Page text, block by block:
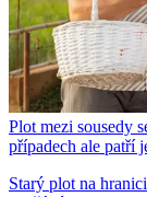
Plot mezi sousedy
případech ale patří
Starý plot na